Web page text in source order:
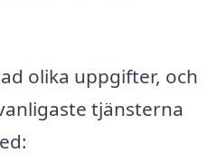
olika uppgifter, och
tjänsterna